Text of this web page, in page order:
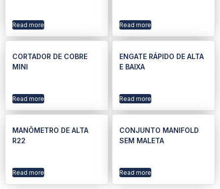
Read more Read more
CORTADOR DE COBRE
MINI
Read more
ENGATE RÁPIDO DE ALTA
E BAIXA
Read more
MANÔMETRO DE ALTA
R22
Read more
CONJUNTO MANIFOLD
SEM MALETA
Read more